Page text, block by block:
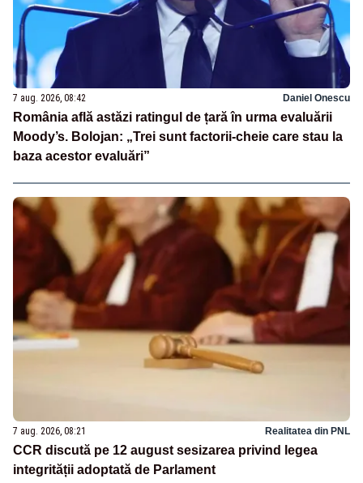
7 aug. 2026, 08:42 Daniel Onescu
România află astăzi ratingul de țară în urma evaluării
Moody’s. Bolojan: „Trei sunt factorii-cheie care stau la
baza acestor evaluări”
7 aug. 2026, 08:21 Realitatea din PNL
CCR discută pe 12 august sesizarea privind legea
integrității adoptată de Parlament